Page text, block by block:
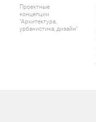
Проектные
концепции
"Архитектура,
урбанистика, дизайн"